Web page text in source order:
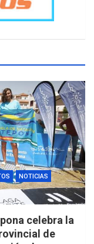
NOTICIAS
celebra la
de